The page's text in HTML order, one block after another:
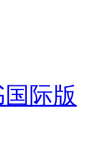
际版